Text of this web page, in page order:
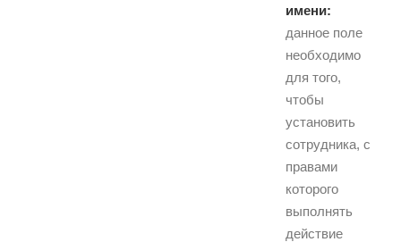
имени:
данное поле
необходимо
для того,
чтобы
установить
сотрудника, с
правами
которого
выполнять
действие